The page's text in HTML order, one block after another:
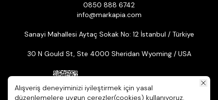
Alışveriş deneyiminizi iyileştirmek için yasal
düzenlemelere uygun çerezler(cookies) kullanıyoruz.
0850 888 6742
info@markapia.com
Sanayi Mahallesi Aytaç Sokak No: 12 İstanbul / Türkiye
30 N Gould St, Ste 4000 Sheridan Wyoming / USA